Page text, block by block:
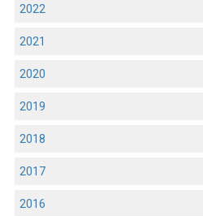
2022
2021
2020
2019
2018
2017
2016